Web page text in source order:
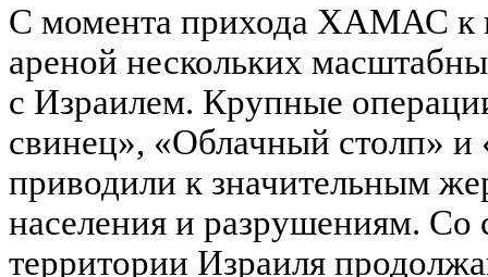
С момента прихода ХАМАС к
ареной нескольких
с Израилем. Крупные
свинец», «Облачный столп»
приводили к значительным
населения и разрушениям. Со
территории Израиля